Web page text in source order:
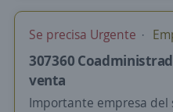
Se precisa Urgente
307360
venta
Importante empresa del